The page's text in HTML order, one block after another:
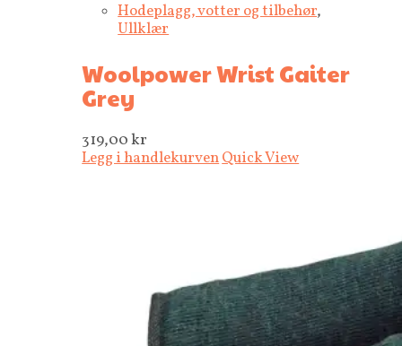
Hodeplagg, votter og tilbehør,
Ullklær
Woolpower Wrist Gaiter
Grey
319,00kr
Legg i handlekurvenQuick View